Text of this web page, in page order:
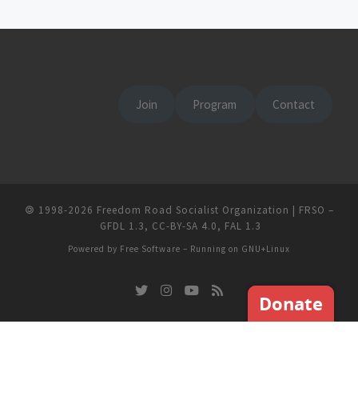
Join Program Contact
🄯 1998-2026 Freedom Road Socialist Organization | FRSO –
GFDL 1.3, CC-BY-SA 4.0, FAL 1.3
Powered by Free Software – Running on GNU+Linux